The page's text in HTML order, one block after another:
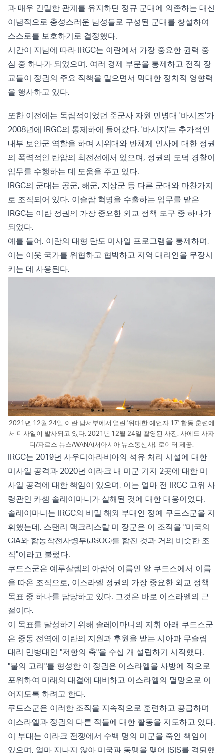
과 매우 긴밀한 관계를 유지하던 정규 군대에 의존하는 대신
이념적으로 충성스러운 남성들로 구성된 군대를 창설하여
스스로를 보호하기로 결정했다.
시간이 지남에 따라 IRGC는 이란에서 가장 중요한 권력 중
심 중 하나가 되었으며, 여러 경제 부문을 통제하고 전직 장
교들이 정권의 주요 직책을 맡으면서 막대한 정치적 영향력
을 행사하고 있다.
또한 이전에는 독립적이었던 준군사 자원 민병대 '바시즈'가
2008년에 IRGC의 통제하에 들어갔다. '바시지'는 추가적인
내부 보안군 역할을 하며 시위대와 반체제 인사에 대한 정권
의 폭력적인 탄압의 최전선에서 있으며, 정권의 도덕 경찰이
임무를 수행하는 데 도움을 주고 있다.
IRGC의 군대는 공군, 해군, 지상군 등 다른 군대와 마찬가지
로 조직되어 있다. 이슬람 혁명을 수출하는 임무를 맡은
IRGC는 이란 정권의 가장 중요한 외교 정책 도구 중 하나가
되었다.
예를 들어, 이란의 대형 탄도 미사일 프로그램을 통제하며,
이는 이웃 국가를 위협하고 협박하고 지역 대리인을 무장시
키는 데 사용된다.
2021년 12월 24일 이란 남서부에서 열린 '위대한 예언자 17' 합동 훈련에
서 미사일이 발사되고 있다. 2021년 12월 24일 촬영된 사진. 사에드 사자
디/파르스 뉴스/WANA(서아시아 뉴스통신사), 로이터 제공.
IRGC는 2019년 사우디아라비아의 석유 처리 시설에 대한
미사일 공격과 2020년 이라크 내 미군 기지 2곳에 대한 미
사일 공격에 대한 책임이 있으며, 이는 얼마 전 IRGC 고위 사
령관인 카셈 솔레이마니가 살해된 것에 대한 대응이었다.
솔레이마니는 IRGC의 비밀 해외 부대인 정예 쿠드스군을 지
휘했는데, 스탠리 맥크리스탈 미 장군은 이 조직을 "미국의
CIA와 합동작전사령부(JSOC)를 합친 것과 거의 비슷한 조
직"이라고 불렀다.
쿠드스군은 예루살렘의 아랍어 이름인 알 쿠드스에서 이름
을 따온 조직으로, 이스라엘 정권의 가장 중요한 외교 정책
목표 중 하나를 담당하고 있다. 그것은 바로 이스라엘의 근
절이다.
이 목표를 달성하기 위해 솔레이마니의 지휘 아래 쿠드스군
은 중동 전역에 이란의 지원과 후원을 받는 시아파 무슬림
대리 민병대인 "저항의 축"을 수십 개 설립하기 시작했다.
"불의 고리"를 형성한 이 정권은 이스라엘을 사방에 적으로
포위하여 미래의 대결에 대비하고 이스라엘의 멸망으로 이
어지도록 하려고 한다.
쿠드스군은 이러한 조직을 지속적으로 훈련하고 공급하며
이스라엘과 정권의 다른 적들에 대한 활동을 지도하고 있다.
이 부대는 이라크 전쟁에서 수백 명의 미군을 죽인 책임이
있으며, 얼마 지나지 않아 미국과 동맹을 맺어 ISIS를 격퇴했